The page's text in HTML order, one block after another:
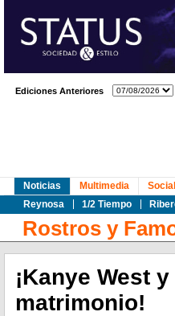
Ediciones Anteriores
Noticias
Reynosa
1/2 Tiempo
Multimedia
Rostros y
¡Kanye West
matrimonio!